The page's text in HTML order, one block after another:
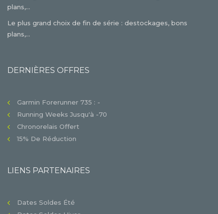
plans,...
Le plus grand choix de fin de série : destockages, bons
plans,...
DERNIÈRES OFFRES
Garmin Forerunner 735 : -
Running Weeks Jusqu'à -70
Chronorelais Offert
15% De Réduction
LIENS PARTENAIRES
Dates Soldes Été